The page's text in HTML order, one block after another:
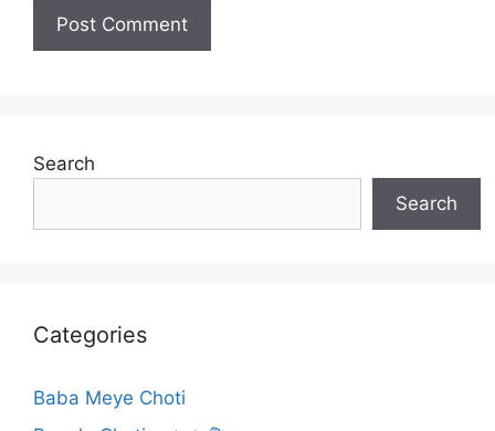
Search
Search
Categories
Baba Meye Choti